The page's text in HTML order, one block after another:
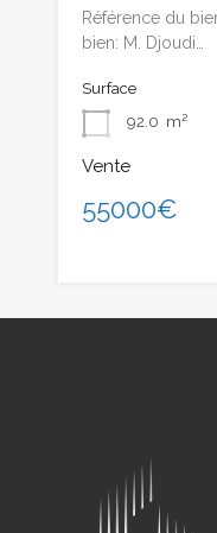
Référence du
bien: M. Djoudi…
Surface
92.0 m²
Vente
55000€